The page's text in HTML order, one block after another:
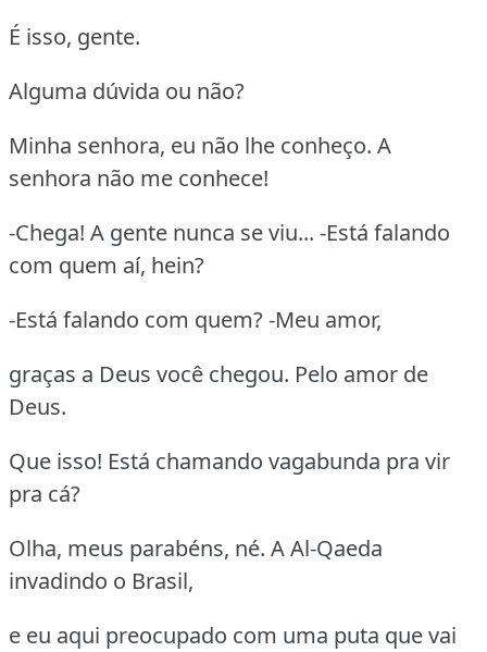
É isso, gente.
Alguma dúvida ou não?
Minha senhora, eu não lhe conheço. A
senhora não me conhece!
-Chega! A gente nunca se viu... -Está falando
com quem aí, hein?
-Está falando com quem? -Meu amor,
graças a Deus você chegou. Pelo amor de
Deus.
Que isso! Está chamando vagabunda pra vir
pra cá?
Olha, meus parabéns, né. A Al-Qaeda
invadindo o Brasil,
e eu aqui preocupado com uma puta que vai